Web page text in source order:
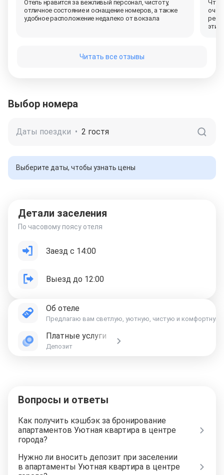
Отель нравится за вежливый персонал, чистоту,
отличное состояние и оснащение номеров, а также
удобное расположение недалеко отвокзала
Что
этим
Читать все отзывы
Выбор номера
Даты поездки • 2 гостя
Выберите даты, чтобы узнать цены
Детали заселения
По часовому поясу отеля
Заезд с 14:00
Выезд до 12:00
Об отеле
Предлагаю вам светлую, уютную, чистую и комфортную
Платные услуги
Депозит
Вопросы и ответы
Как получить кэшбэк за бронирование
апартаментов Уютная квартира в центре
города?
Нужно ли вносить депозит при заселении
в апартаменты Уютная квартира в центре